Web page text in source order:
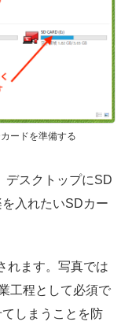
ードを準備する
デスクトップにSD
入れたいSDカー
れます。写真では
工程として必須で
しまうことを防